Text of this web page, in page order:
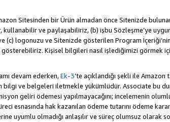
Sitesinden bir Ürün almadan önce Sitenizde
ve paylaşabiliriz, (b) işbu Sözleşme’ye
logonuzu ve Sitenizde gösterilen Program İçeriği’nin
Kişisel bilgileri nasıl işlediğimizi görmek
devam ederken,Ek-3’te açıklandığı şekli ile Amazon
ve belgeleri iletmekle yükümlüdür. Associate bu
geliri ödemesi yapılmayacağını; incelemenin
hak kazanılan ödeme tutarını ödeme
uyumlu olmadığı anlaşılır ve süreç olumsuz olarak